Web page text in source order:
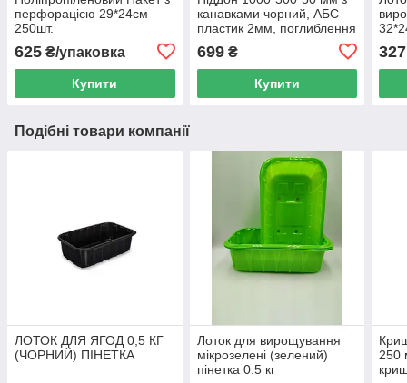
перфорацією 29*24см
250шт.
625 ₴/упаковка
Купити
канавками чорний, АБС
пластик 2мм, поглиблення
699₴
Купити
327
Подібні товари компанії
ЛОТОК ДЛЯ ЯГОД 0,5 КГ
(ЧОРНИЙ) ПІНЕТКА
Лоток для вирощування
мікрозелені (зелений)
пінетка 0.5 кг
250